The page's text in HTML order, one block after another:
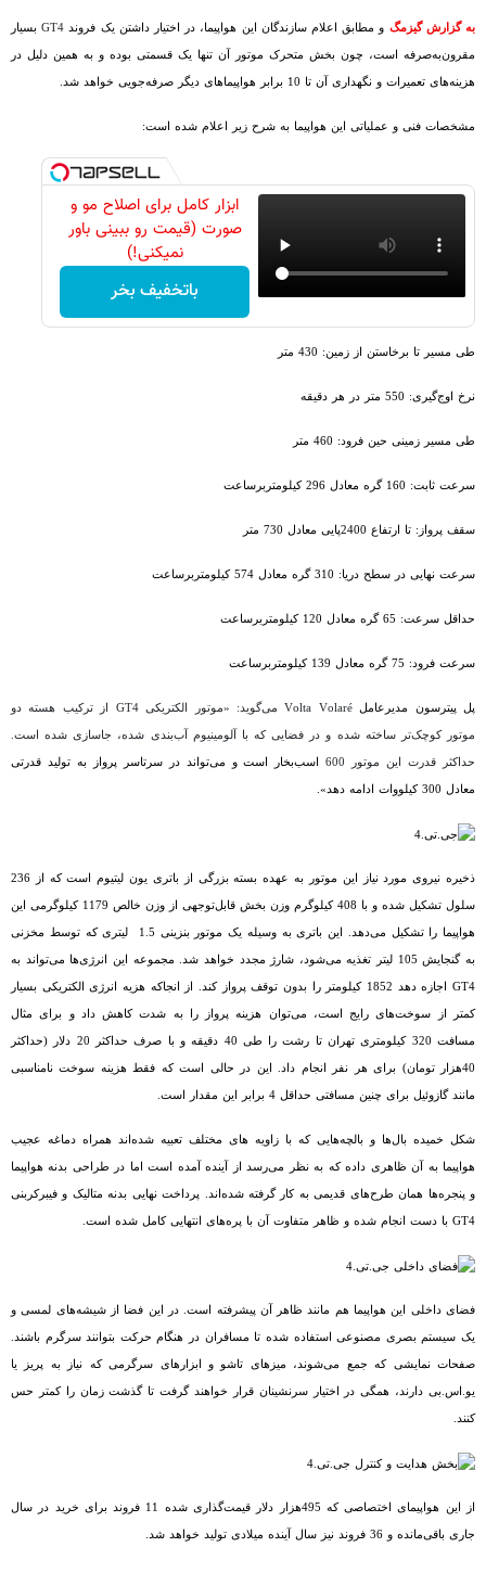
به گزارش گیزمگ و مطابق اعلام سازندگان این هواپیما، در اختیار داشتن یک فروند GT4بسیار‌
مقرون‌به‌صرفه است، چون بخش متحرک موتور آن تنها یک قسمتی بوده و به همین دلیل در
هزینه‌های تعمیرات و نگهداری آن تا 10 برابر هواپیماهای دیگر صرفه‌جویی خواهد شد.
مشخصات فنی و عملیاتی این هواپیما به شرح زیر اعلام شده است:
ابزار کامل برای اصلاح مو و
صورت (قیمت رو ببینی باور
نمیکنی!)
باتخفیف بخر
طی مسیر تا برخاستن از زمین: 430 متر
نرخ اوج‌گیری: 550 متر در هر دقیقه
طی مسیر زمینی حین فرود: 460 متر
سرعت ثابت: 160 گره معادل 296 کیلومتربرساعت
سقف پرواز: تا ارتفاع 2400پایی معادل 730 متر
سرعت نهایی در سطح دریا: 310 گره معادل 574 کیلومتربرساعت
حداقل سرعت: 65 گره معادل 120 کیلومتربرساعت
سرعت فرود: 75 گره معادل 139 کیلومتربرساعت
پل پیترسون مدیرعاملVolta Volaréمی‌گوید: «موتور الکتریکیGT4 از ترکیب هسته دو
موتور کوچک‌تر ساخته شده و در فضایی که با آلومینیوم آب‌بندی شده، جاسازی شده است.
حداکثر قدرت این موتور 600 اسب‌بخار است و می‌تواند در سرتاسر پرواز به تولید قدرتی
معادل 300 کیلووات ادامه دهد».
ذخیره نیروی مورد نیاز این موتور به عهده بسته بزرگی از باتری یون لیتیوم است که از 236
سلول تشکیل شده و با 408 کیلوگرم وزن بخش قابل‌توجهی از وزن خالص 1179 کیلوگرمی این
هواپیما را تشکیل می‌دهد. این باتری به وسیله یک موتور بنزینی 1.5 لیتری که توسط مخزنی
به گنجایش 105 لیتر تغذیه می‌شود، شارژ مجدد خواهد شد. مجموعه این انرژی‌ها می‌تواند به
GT4 اجازه دهد 1852 کیلومتر را بدون توقف پرواز کند. از انجاکه هزیه انرژی الکتریکی بسیار
کمتر از سوخت‌های رایج است، می‌توان هزینه پرواز را به شدت کاهش داد و برای مثال
مسافت 320 کیلومتری تهران تا رشت را طی 40 دقیقه و با صرف حداکثر 20 دلار (حداکثر
40هزار تومان) برای هر نفر انجام داد. این در حالی است که فقط هزینه سوخت نامناسبی
مانند گازوئیل برای چنین مسافتی حداقل 4 برابر این مقدار است.
شکل خمیده بال‌ها و بالچه‌هایی که با زاویه های مختلف تعبیه شده‌اند همراه دماغه عجیب
هواپیما به آن ظاهری داده که به نظر می‌رسد از آینده آمده است اما در طراحی بدنه هواپیما
و پنجره‌ها همان طرح‌های قدیمی به کار گرفته شده‌اند. پرداخت نهایی بدنه متالیک و فیبرکربنی
GT4 با دست انجام شده و ظاهر متفاوت آن با پره‌های انتهایی کامل شده است.
فضای داخلی این هواپیما هم مانند ظاهر آن پیشرفته است. در این فضا از شیشه‌های لمسی و
یک سیستم بصری مصنوعی استفاده شده تا مسافران در هنگام حرکت بتوانند سرگرم باشند.
صفحات نمایشی که جمع می‌شوند، میزهای تاشو و ابزارهای سرگرمی که نیاز به پریز یا
یو.اس.بی دارند، همگی در اختیار سرنشینان قرار خواهند گرفت تا گذشت زمان را کمتر حس
کنند.
از این هواپیمای اختصاصی که 495هزار دلار قیمت‌گذاری شده 11 فروند برای خرید در سال
جاری باقی‌مانده و 36 فروند نیز سال آینده میلادی تولید خواهد شد.